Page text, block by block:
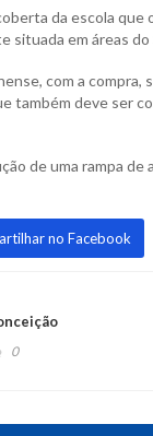
da escola
situada em áreas
com a
também deve ser
de uma rampa de
no Facebook
0